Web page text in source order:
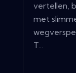
vertellen,
met
T...